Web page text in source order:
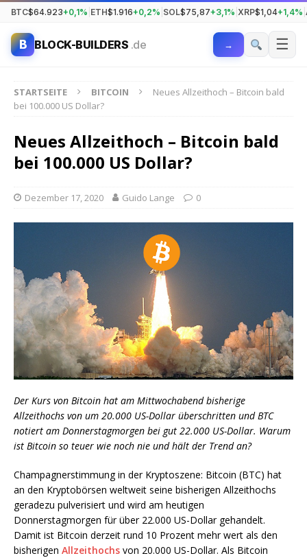
BTC$64.923+0,1% ETH$1.916+0,2% SOL$75,87+3,1% XRP$1,04+1,4%
B BLOCK-BUILDERS .de → ☰
STARTSEITE BITCOIN
Neues Allzeithoch – Bitcoin bald
bei 100.000 US Dollar?
Neues Allzeithoch – Bitcoin bald
bei 100.000 US Dollar?
Dezember 17, 2020 Guido Lange 0
Der Kurs von Bitcoin hat am Mittwochabend bisherige
Allzeithochs von um 20.000 US-Dollar überschritten und BTC
notiert am Donnerstagmorgen bei gut 22.000 US-Dollar. Warum
ist Bitcoin so teuer wie noch nie und hält der Trend an?
Champagnerstimmung in der Kryptoszene: Bitcoin (BTC) hat
an den Kryptobörsen weltweit seine bisherigen Allzeithochs
geradezu pulverisiert und wird am heutigen
Donnerstagmorgen für über 22.000 US-Dollar gehandelt.
Damit ist Bitcoin derzeit rund 10 Prozent mehr wert als den
bisherigen Allzeithochs von 20.000 US-Dollar. Als Bitcoin